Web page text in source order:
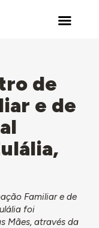
de
e de
Familiar e de
foi
Mães, através da